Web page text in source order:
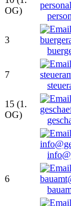
OG)
3
7
15 (1.
OG)
6